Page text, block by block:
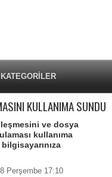
KATEGORİLER
KULLANIMA SUNDU
ve dosya
kullanıma
Perşembe 17:10